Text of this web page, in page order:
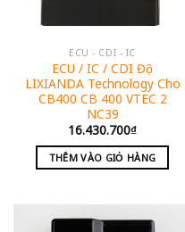
ECU - CDI - IC
ECU / IC / CDI Độ
LIXIANDA Technology Cho
CB400 CB 400 VTEC 2
NC39
16.430.700₫
THÊM VÀO GIỎ HÀNG